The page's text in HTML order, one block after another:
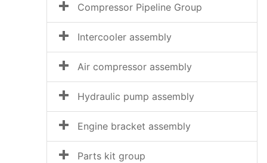
Compressor Pipeline Group
Intercooler assembly
Air compressor assembly
Hydraulic pump assembly
Engine bracket assembly
Parts kit group